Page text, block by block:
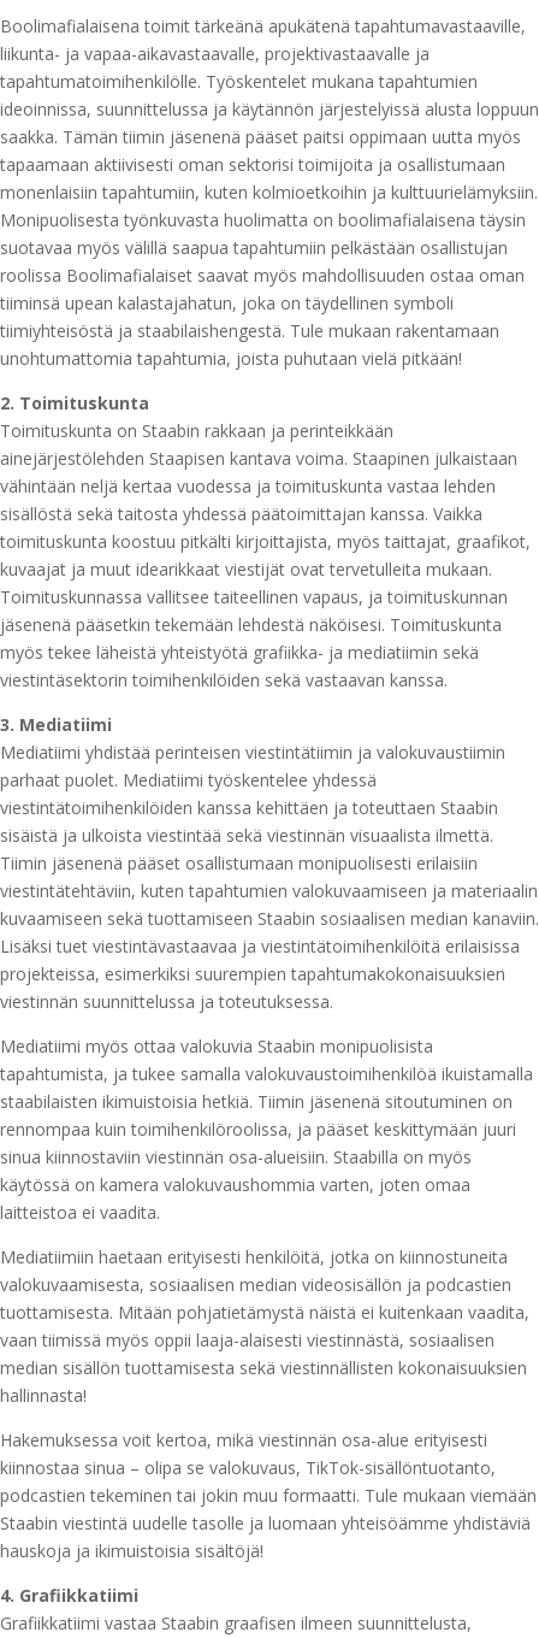
Boolimafialaisena toimit tärkeänä apukätenä tapahtumavastaaville,
liikunta- ja vapaa-aikavastaavalle, projektivastaavalle ja
tapahtumatoimihenkilölle. Työskentelet mukana tapahtumien
ideoinnissa, suunnittelussa ja käytännön järjestelyissä alusta loppuun
saakka. Tämän tiimin jäsenenä pääset paitsi oppimaan uutta myös
tapaamaan aktiivisesti oman sektorisi toimijoita ja osallistumaan
monenlaisiin tapahtumiin, kuten kolmioetkoihin ja kulttuurielämyksiin.
Monipuolisesta työnkuvasta huolimatta on boolimafialaisena täysin
suotavaa myös välillä saapua tapahtumiin pelkästään osallistujan
roolissa Boolimafialaiset saavat myös mahdollisuuden ostaa oman
tiiminsä upean kalastajahatun, joka on täydellinen symboli
tiimiyhteisöstä ja staabilaishengestä. Tule mukaan rakentamaan
unohtumattomia tapahtumia, joista puhutaan vielä pitkään!
2. Toimituskunta
Toimituskunta on Staabin rakkaan ja perinteikkään
ainejärjestölehden Staapisen kantava voima. Staapinen julkaistaan
vähintään neljä kertaa vuodessa ja toimituskunta vastaa lehden
sisällöstä sekä taitosta yhdessä päätoimittajan kanssa. Vaikka
toimituskunta koostuu pitkälti kirjoittajista, myös taittajat, graafikot,
kuvaajat ja muut idearikkaat viestijät ovat tervetulleita mukaan.
Toimituskunnassa vallitsee taiteellinen vapaus, ja toimituskunnan
jäsenenä pääsetkin tekemään lehdestä näköisesi. Toimituskunta
myös tekee läheistä yhteistyötä grafiikka- ja mediatiimin sekä
viestintäsektorin toimihenkilöiden sekä vastaavan kanssa.
3. Mediatiimi
Mediatiimi yhdistää perinteisen viestintätiimin ja valokuvaustiimin
parhaat puolet. Mediatiimi työskentelee yhdessä
viestintätoimihenkilöiden kanssa kehittäen ja toteuttaen Staabin
sisäistä ja ulkoista viestintää sekä viestinnän visuaalista ilmettä.
Tiimin jäsenenä pääset osallistumaan monipuolisesti erilaisiin
viestintätehtäviin, kuten tapahtumien valokuvaamiseen ja materiaalin
kuvaamiseen sekä tuottamiseen Staabin sosiaalisen median kanaviin.
Lisäksi tuet viestintävastaavaa ja viestintätoimihenkilöitä erilaisissa
projekteissa, esimerkiksi suurempien tapahtumakokonaisuuksien
viestinnän suunnittelussa ja toteutuksessa.
Mediatiimi myös ottaa valokuvia Staabin monipuolisista
tapahtumista, ja tukee samalla valokuvaustoimihenkilöä ikuistamalla
staabilaisten ikimuistoisia hetkiä. Tiimin jäsenenä sitoutuminen on
rennompaa kuin toimihenkilöroolissa, ja pääset keskittymään juuri
sinua kiinnostaviin viestinnän osa-alueisiin. Staabilla on myös
käytössä on kamera valokuvaushommia varten, joten omaa
laitteistoa ei vaadita.
Mediatiimiin haetaan erityisesti henkilöitä, jotka on kiinnostuneita
valokuvaamisesta, sosiaalisen median videosisällön ja podcastien
tuottamisesta. Mitään pohjatietämystä näistä ei kuitenkaan vaadita,
vaan tiimissä myös oppii laaja-alaisesti viestinnästä, sosiaalisen
median sisällön tuottamisesta sekä viestinnällisten kokonaisuuksien
hallinnasta!
Hakemuksessa voit kertoa, mikä viestinnän osa-alue erityisesti
kiinnostaa sinua – olipa se valokuvaus, TikTok-sisällöntuotanto,
podcastien tekeminen tai jokin muu formaatti. Tule mukaan viemään
Staabin viestintä uudelle tasolle ja luomaan yhteisöämme yhdistäviä
hauskoja ja ikimuistoisia sisältöjä!
4. Grafiikkatiimi
Grafiikkatiimi vastaa Staabin graafisen ilmeen suunnittelusta,